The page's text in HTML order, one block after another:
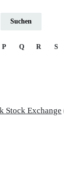
Suchen
P Q R S
Stock Exchange